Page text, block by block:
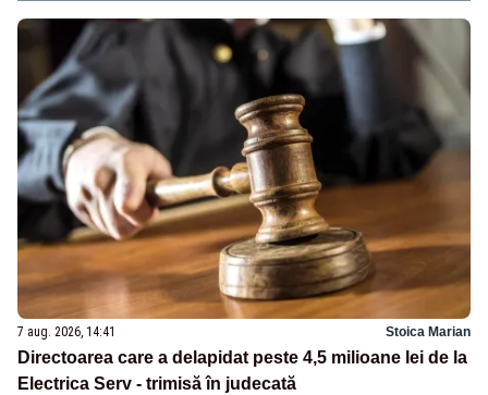
7 aug. 2026, 14:41 Stoica Marian
Directoarea care a delapidat peste 4,5 milioane lei de la
Electrica Serv - trimisă în judecată